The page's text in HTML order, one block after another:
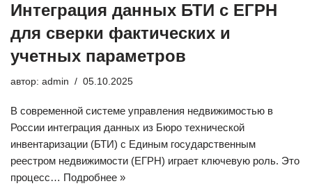
Интеграция данных БТИ с ЕГРН
для сверки фактических и
учетных параметров
автор: admin 05.10.2025
В современной системе управления недвижимостью в
России интеграция данных из Бюро технической
инвентаризации (БТИ) с Единым государственным
реестром недвижимости (ЕГРН) играет ключевую роль. Это
процесс… Подробнее »